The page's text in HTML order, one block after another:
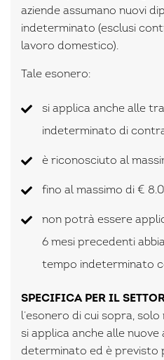
aziende assumano nuovi
indeterminato (esclusi
lavoro domestico).
Tale esonero:
si applica anche alle
indeterminato di
è riconosciuto al
fino al massimo di €
non potrà essere
6 mesi precedenti
tempo indeterminato
SPECIFICA PER IL
l’esonero di cui sopra,
si applica anche alle nuove
determinato ed è previsto